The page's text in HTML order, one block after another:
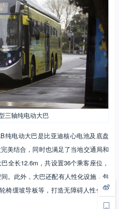
三轴纯电动大巴
纯电动大巴是比亚迪核心电池及底盘
美结合，同时也满足了当地交通局和
全长12.6m，共设置36个乘客座位，
。此外，大巴还配有人性化设施，包
椅缓坡导板等，打造无障碍人性化乘